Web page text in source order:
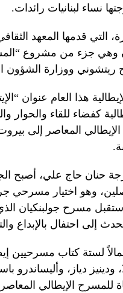
نساء لبنانيات رائدات.
التي قدمها المعهد
جزء من مشروع
ووزارة الشؤون
هذا العام عنوان
كفضاء للقاء
المعاصر إلى
حنان حاج علي،
وهو اختيار
إلى احتفال بالإبداع
لستة كتاب مسرحيين
ودينيز دياز،
للمسرح الإيطالي